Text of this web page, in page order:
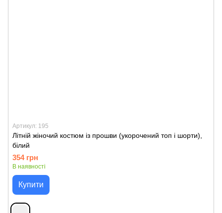
Артикул: 195
Літній жіночий костюм із прошви (укорочений топ і шорти),
білий
354 грн
В наявності
Купити